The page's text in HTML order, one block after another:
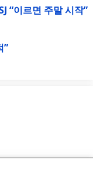
“이르면 주말 시작”
”